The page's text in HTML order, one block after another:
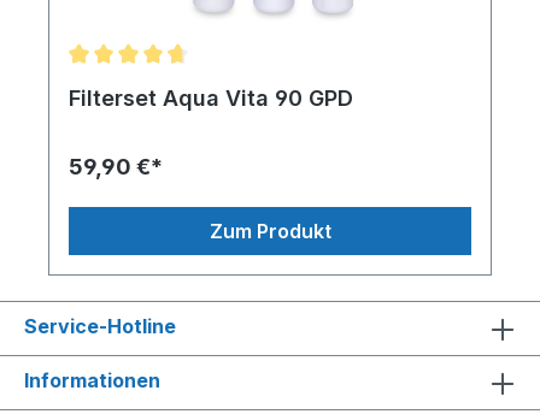
Filterset Aqua Vita 90 GPD
59,90 €*
Zum Produkt
Service-Hotline
Informationen